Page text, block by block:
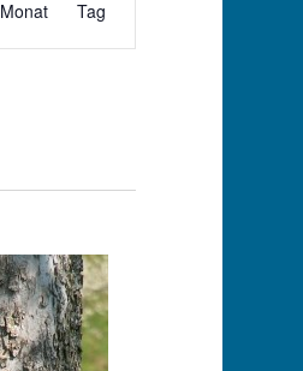
Ansichten-
Navigation
Monat Tag